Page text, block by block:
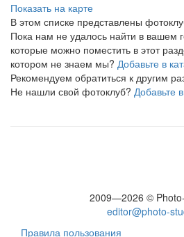
Показать на карте
В этом списке представлены
Пока нам не удалось найти в вашем
которые можно поместить в этот
котором не знаем мы? Добавьте в
Рекомендуем обратиться к другим
Не нашли свой фотоклуб? Добавьте
2009—2026 ©
editor@photo-
Правила пользования